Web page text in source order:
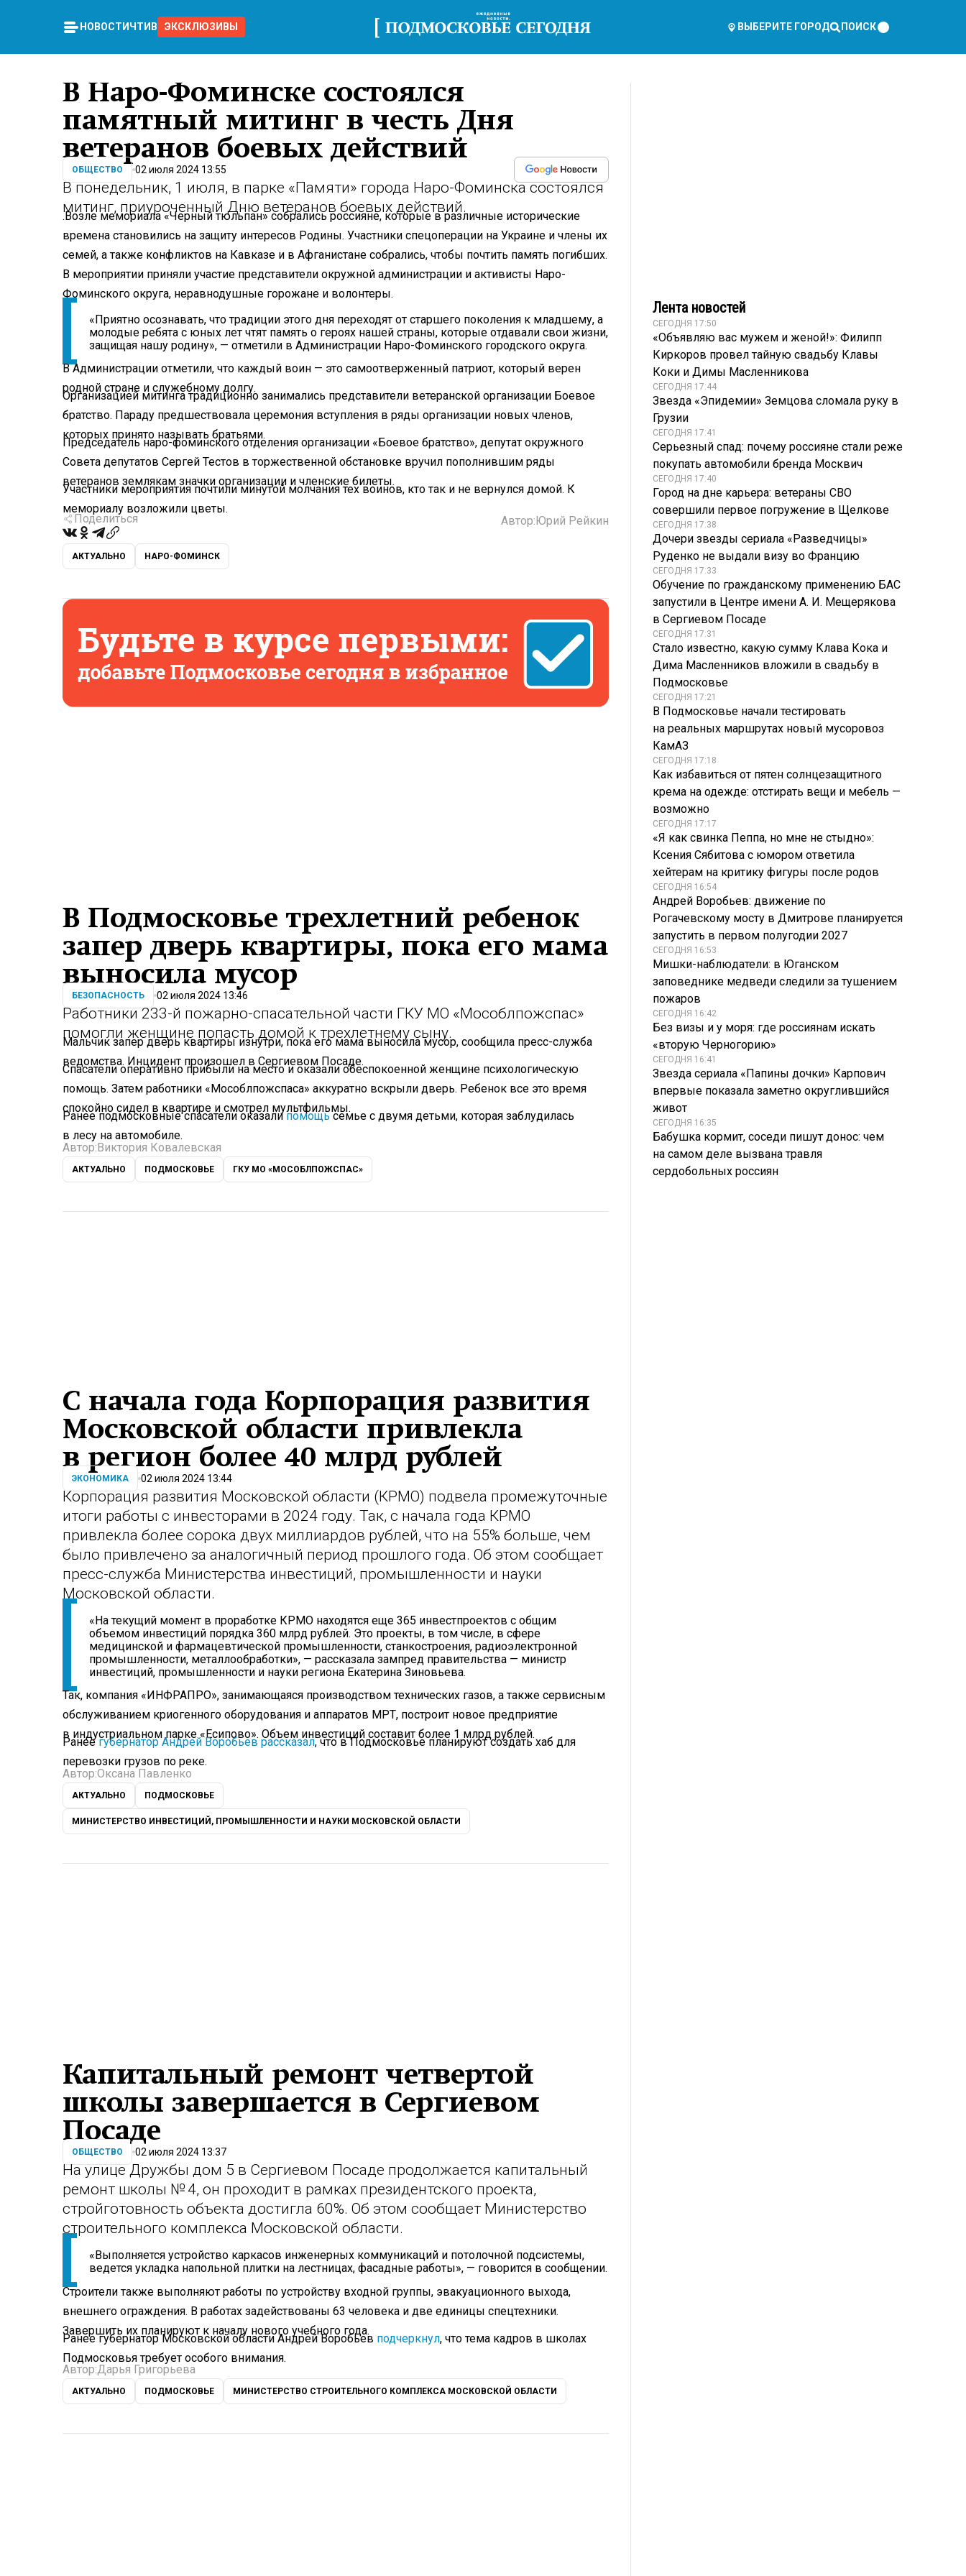
НОВОСТИ ЧТИВО ЭКСКЛЮЗИВЫ ВЫБЕРИТЕ ГОРОД ПОИСК
В Наро-Фоминске состоялся
памятный митинг в честь Дня
ветеранов боевых действий
ОБЩЕСТВО 02 июля 2024 13:55
В понедельник, 1 июля, в парке «Памяти» города Наро-Фоминска состоялся
митинг, приуроченный Дню ветеранов боевых действий.
.Возле мемориала «Черный тюльпан» собрались россияне, которые в различные исторические
времена становились на защиту интересов Родины. Участники спецоперации на Украине и члены их
семей, а также конфликтов на Кавказе и в Афганистане собрались, чтобы почтить память погибших.
В мероприятии приняли участие представители окружной администрации и активисты Наро-
Фоминского округа, неравнодушные горожане и волонтеры.
«Приятно осознавать, что традиции этого дня переходят от старшего поколения к младшему, а
молодые ребята с юных лет чтят память о героях нашей страны, которые отдавали свои жизни,
защищая нашу родину», — отметили в Администрации Наро-Фоминского городского округа.
В Администрации отметили, что каждый воин — это самоотверженный патриот, который верен
родной стране и служебному долгу.
Организацией митинга традиционно занимались представители ветеранской организации Боевое
братство. Параду предшествовала церемония вступления в ряды организации новых членов,
которых принято называть братьями.
Председатель наро-фоминского отделения организации «Боевое братство», депутат окружного
Совета депутатов Сергей Тестов в торжественной обстановке вручил пополнившим ряды
ветеранов землякам значки организации и членские билеты.
Участники мероприятия почтили минутой молчания тех воинов, кто так и не вернулся домой. К
мемориалу возложили цветы.
Поделиться Автор:Юрий Рейкин
АКТУАЛЬНО НАРО-ФОМИНСК
В Подмосковье трехлетний ребенок
запер дверь квартиры, пока его мама
выносила мусор
БЕЗОПАСНОСТЬ 02 июля 2024 13:46
Работники 233-й пожарно-спасательной части ГКУ МО «Мособлпожспас»
помогли женщине попасть домой к трехлетнему сыну.
Мальчик запер дверь квартиры изнутри, пока его мама выносила мусор, сообщила пресс-служба
ведомства. Инцидент произошел в Сергиевом Посаде.
Спасатели оперативно прибыли на место и оказали обеспокоенной женщине психологическую
помощь. Затем работники «Мособлпожспаса» аккуратно вскрыли дверь. Ребенок все это время
спокойно сидел в квартире и смотрел мультфильмы.
Ранее подмосковные спасатели оказалипомощьсемье с двумя детьми, которая заблудилась
в лесу на автомобиле.
Автор: Виктория Ковалевская
АКТУАЛЬНО ПОДМОСКОВЬЕ ГКУ МО «МОСОБЛПОЖСПАС»
С начала года Корпорация развития
Московской области привлекла
в регион более 40 млрд рублей
ЭКОНОМИКА 02 июля 2024 13:44
Корпорация развития Московской области (КРМО) подвела промежуточные
итоги работы с инвесторами в 2024 году. Так, с начала года КРМО
привлекла более сорока двух миллиардов рублей, что на 55% больше, чем
было привлечено за аналогичный период прошлого года. Об этом сообщает
пресс-служба Министерства инвестиций, промышленности и науки
Московской области.
«На текущий момент в проработке КРМО находятся еще 365 инвестпроектов с общим
объемом инвестиций порядка 360 млрд рублей. Это проекты, в том числе, в сфере
медицинской и фармацевтической промышленности, станкостроения, радиоэлектронной
промышленности, металлообработки», — рассказала зампред правительства — министр
инвестиций, промышленности и науки региона Екатерина Зиновьева.
Так, компания «ИНФРАПРО», занимающаяся производством технических газов, а также сервисным
обслуживанием криогенного оборудования и аппаратов МРТ, построит новое предприятие
в индустриальном парке «Есипово». Объем инвестиций составит более 1 млрд рублей.
Ранее губернатор Андрей Воробьев рассказал, что в Подмосковье планируют создать хаб для
перевозки грузов по реке.
Автор:Оксана Павленко
АКТУАЛЬНО ПОДМОСКОВЬЕ
МИНИСТЕРСТВО ИНВЕСТИЦИЙ, ПРОМЫШЛЕННОСТИ И НАУКИ МОСКОВСКОЙ ОБЛАСТИ
Капитальный ремонт четвертой
школы завершается в Сергиевом
Посаде
ОБЩЕСТВО 02 июля 2024 13:37
На улице Дружбы дом 5 в Сергиевом Посаде продолжается капитальный
ремонт школы № 4, он проходит в рамках президентского проекта,
стройготовность объекта достигла 60%. Об этом сообщает Министерство
строительного комплекса Московской области.
«Выполняется устройство каркасов инженерных коммуникаций и потолочной подсистемы,
ведется укладка напольной плитки на лестницах, фасадные работы», — говорится в сообщении.
Строители также выполняют работы по устройству входной группы, эвакуационного выхода,
внешнего ограждения. В работах задействованы 63 человека и две единицы спецтехники.
Завершить их планируют к началу нового учебного года.
Ранее губернатор Московской области Андрей Воробьев подчеркнул, что тема кадров в школах
Подмосковья требует особого внимания.
Автор:Дарья Григорьева
АКТУАЛЬНО ПОДМОСКОВЬЕ МИНИСТЕРСТВО СТРОИТЕЛЬНОГО КОМПЛЕКСА МОСКОВСКОЙ ОБЛАСТИ
Лента новостей
СЕГОДНЯ 17:50
«Объявляю вас мужем и женой!»: Филипп
Киркоров провел тайную свадьбу Клавы
Коки и Димы Масленникова
СЕГОДНЯ 17:44
Звезда «Эпидемии» Земцова сломала руку в
Грузии
СЕГОДНЯ 17:41
Серьезный спад: почему россияне стали реже
покупать автомобили бренда Москвич
СЕГОДНЯ 17:40
Город на дне карьера: ветераны СВО
совершили первое погружение в Щелкове
СЕГОДНЯ 17:38
Дочери звезды сериала «Разведчицы»
Руденко не выдали визу во Францию
СЕГОДНЯ 17:33
Обучение по гражданскому применению БАС
запустили в Центре имени А. И. Мещерякова
в Сергиевом Посаде
СЕГОДНЯ 17:31
Стало известно, какую сумму Клава Кока и
Дима Масленников вложили в свадьбу в
Подмосковье
СЕГОДНЯ 17:21
В Подмосковье начали тестировать
на реальных маршрутах новый мусоровоз
КамАЗ
СЕГОДНЯ 17:18
Как избавиться от пятен солнцезащитного
крема на одежде: отстирать вещи и мебель —
возможно
СЕГОДНЯ 17:17
«Я как свинка Пеппа, но мне не стыдно»:
Ксения Сябитова с юмором ответила
хейтерам на критику фигуры после родов
СЕГОДНЯ 16:54
Андрей Воробьев: движение по
Рогачевскому мосту в Дмитрове планируется
запустить в первом полугодии 2027
СЕГОДНЯ 16:53
Мишки-наблюдатели: в Юганском
заповеднике медведи следили за тушением
пожаров
СЕГОДНЯ 16:42
Без визы и у моря: где россиянам искать
«вторую Черногорию»
СЕГОДНЯ 16:41
Звезда сериала «Папины дочки» Карпович
впервые показала заметно округлившийся
живот
СЕГОДНЯ 16:35
Бабушка кормит, соседи пишут донос: чем
на самом деле вызвана травля
сердобольных россиян